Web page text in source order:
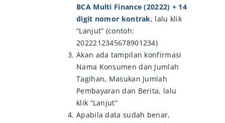
BCA Multi Finance (20222) + 14
digit nomor kontrak, lalu klik
“Lanjut” (contoh:
2022212345678901234)
Akan ada tampilan konfirmasi
Nama Konsumen dan Jumlah
Tagihan, Masukan Jumlah
Pembayaran dan Berita, lalu
klik “Lanjut”
Apabila data sudah benar,